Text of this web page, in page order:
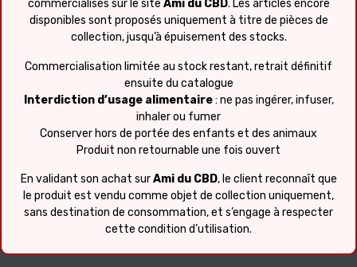
commercialisés sur le site Ami du CBD. Les articles encore
disponibles sont proposés uniquement à titre de pièces de
collection, jusqu’à épuisement des stocks.
Commercialisation limitée au stock restant, retrait définitif
ensuite du catalogue
Interdiction d’usage alimentaire: ne pas ingérer, infuser,
inhaler ou fumer
Conserver hors de portée des enfants et des animaux
Produit non retournable une fois ouvert
En validant son achat surAmi du CBD, le client reconnaît que
le produit est vendu comme objet de collection uniquement,
sans destination de consommation, et s’engage à respecter
cette condition d’utilisation.